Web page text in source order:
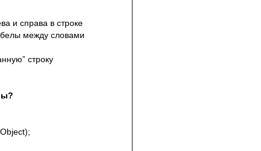
и справа в строке
между словами
строку